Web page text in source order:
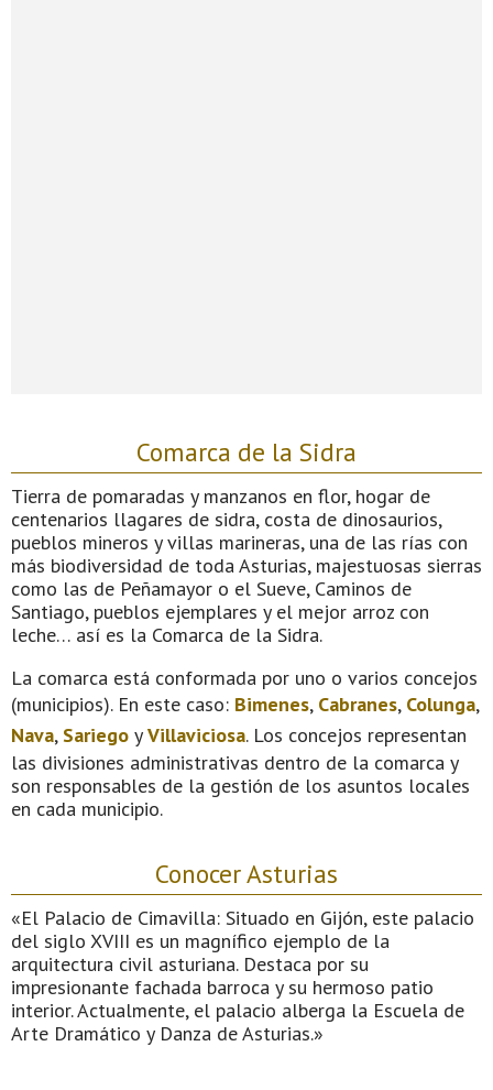
Comarca de la Sidra
Tierra de pomaradas y manzanos en flor, hogar de
centenarios llagares de sidra, costa de dinosaurios,
pueblos mineros y villas marineras, una de las rías con
más biodiversidad de toda Asturias, majestuosas sierras
como las de Peñamayor o el Sueve, Caminos de
Santiago, pueblos ejemplares y el mejor arroz con
leche… así es la Comarca de la Sidra.
La comarca está conformada por uno o varios concejos
(municipios). En este caso: Bimenes, Cabranes, Colunga,
Nava, Sariego yVillaviciosa. Los concejos representan
las divisiones administrativas dentro de la comarca y
son responsables de la gestión de los asuntos locales
en cada municipio.
Conocer Asturias
«El Palacio de Cimavilla: Situado en Gijón, este palacio
del siglo XVIII es un magnífico ejemplo de la
arquitectura civil asturiana. Destaca por su
impresionante fachada barroca y su hermoso patio
interior. Actualmente, el palacio alberga la Escuela de
Arte Dramático y Danza de Asturias.»